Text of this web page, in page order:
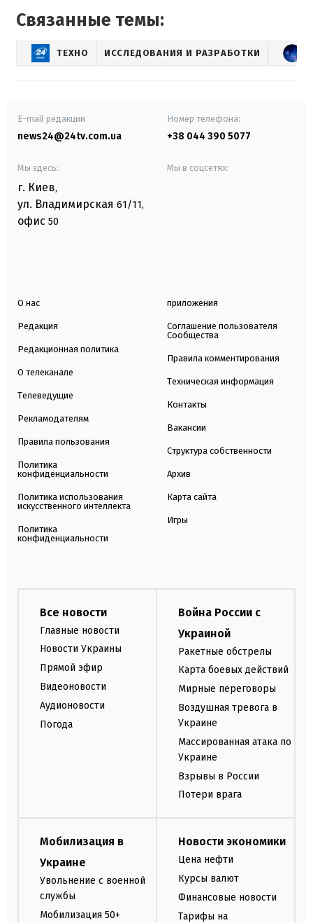
Связанные темы:
ТЕХНО ИССЛЕДОВАНИЯ И РАЗРАБОТКИ
E-mail редакции
news24@24tv.com.ua
Номер телефона:
+38 044 390 5077
Мы здесь:
г. Киев,
ул. Владимирская 61/11,
офис 50
Мы в соцсетях:
О нас
Редакция
Редакционная политика
О телеканале
Телеведущие
Рекламодателям
Правила пользования
Политика
конфиденциальности
Политика использования
искусственного интеллекта
Политика
конфиденциальности
приложения
Соглашение пользователя
Сообщества
Правила комментирования
Техническая информация
Контакты
Вакансии
Структура собственности
Архив
Карта сайта
Игры
Все новости
Главные новости
Новости Украины
Прямой эфир
Видеоновости
Аудионовости
Погода
Война России с
Украиной
Ракетные обстрелы
Карта боевых действий
Мирные переговоры
Воздушная тревога в
Украине
Массированная атака по
Украине
Взрывы в России
Потери врага
Мобилизация в
Украине
Увольнение с военной
службы
Мобилизация 50+
Новости экономики
Цена нефти
Курсы валют
Финансовые новости
Тарифы на